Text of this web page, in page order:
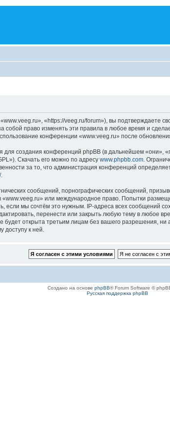
«https://veeg.ru/forum»), вы подтверждаете
собой право изменять эти правила в любое время и
конференции «www.veeg.ru» после
создания конференций phpBB (в дальнейшем «они»,
Скачать его можно по адресу www.phpbb.com.
за то, что администрация конференций
.
сообщений, порнографических сообщений,
«www.veeg.ru» или международное право. Попытки
если мы сочтём это нужным. IP-адреса всех сообщений
перенести или закрыть любую тему в любое
открыта третьим лицам без вашего разрешения,
доступу к ней.
Создано на основе phpBB® Forum Software ©
Русская поддержка phpBB